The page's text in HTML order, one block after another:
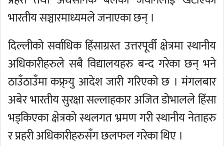
भारतीय सञ्चारमाध्यमले जनाएका छन् ।
दिल्लीको सर्वाधिक हिंसाग्रस्त उत्तरपूर्वी क्षेत्रमा स्थानीय
अधिकारीहरुले सबै विद्यालयहरु बन्द गरेका छन् भने
ठाउँठाउँमा कफ्र्यु आदेश जारी गरिएको छ । मंगलबार
अबेर भारतीय सुरक्षा सल्लाहकार अजित डोभालले हिंसा
भड्किएका क्षेत्रको स्थलगत भ्रमण गरी स्थानीय नेताहरु
र प्रहरी अधिकारीहरुसँग छलफल गरेका थिए ।